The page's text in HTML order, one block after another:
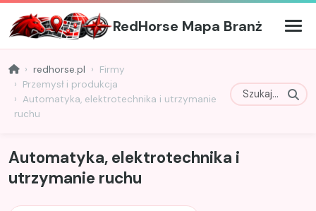
RedHorse Mapa Branż
redhorse.pl
Firmy
Przemysł i produkcja
Automatyka, elektrotechnika i utrzymanie
ruchu
Automatyka, elektrotechnika i
utrzymanie ruchu